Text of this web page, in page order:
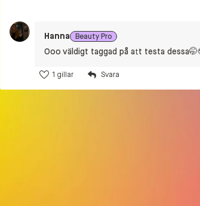
Hanna Beauty Pro
Ooo väldigt taggad på att testa
1 gillar